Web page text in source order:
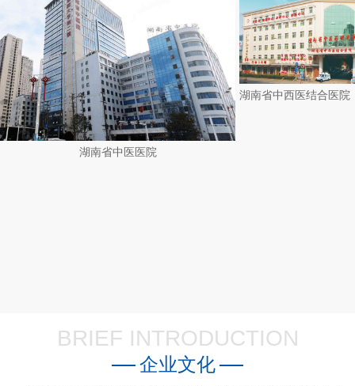
湖南省中医医院
BRIEF INTRODUCTION
企业文化